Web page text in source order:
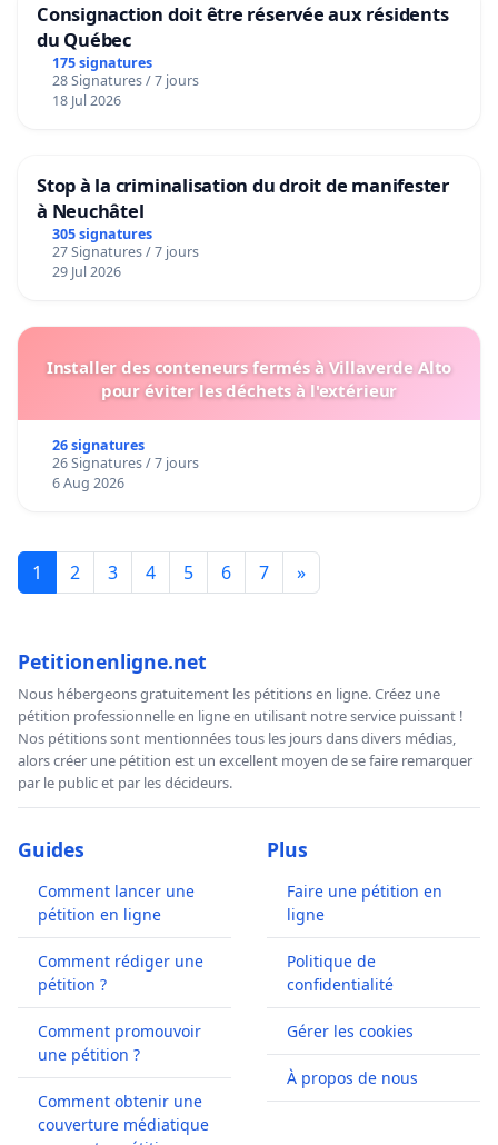
Consignaction doit être réservée aux résidents
du Québec
175 signatures
28 Signatures / 7 jours
18 Jul 2026
Stop à la criminalisation du droit de manifester
à Neuchâtel
305 signatures
27 Signatures / 7 jours
29 Jul 2026
Installer des conteneurs fermés à Villaverde Alto
pour éviter les déchets à l'extérieur
26 signatures
26 Signatures / 7 jours
6 Aug 2026
1 2 3 4 5 6 7 »
Petitionenligne.net
Nous hébergeons gratuitement les pétitions en ligne. Créez une
pétition professionnelle en ligne en utilisant notre service puissant !
Nos pétitions sont mentionnées tous les jours dans divers médias,
alors créer une pétition est un excellent moyen de se faire remarquer
par le public et par les décideurs.
Guides
Comment lancer une
pétition en ligne
Comment rédiger une
pétition ?
Comment promouvoir
une pétition ?
Comment obtenir une
couverture médiatique
Plus
Faire une pétition en
ligne
Politique de
confidentialité
Gérer les cookies
À propos de nous